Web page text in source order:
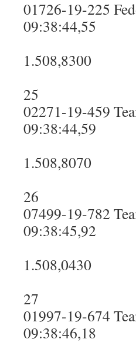
01726-19-225
09:38:44,55
1.508,8300
25
02271-19-459
09:38:44,59
1.508,8070
26
07499-19-782
09:38:45,92
1.508,0430
27
01997-19-674
09:38:46,18